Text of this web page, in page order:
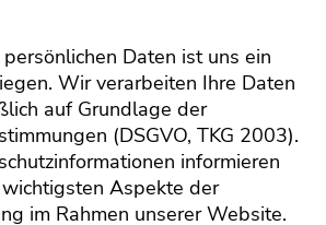
Daten ist uns ein
Wir verarbeiten Ihre Daten
auf Grundlage der
(DSGVO, TKG 2003).
informieren
Aspekte der
im Rahmen unserer Website.